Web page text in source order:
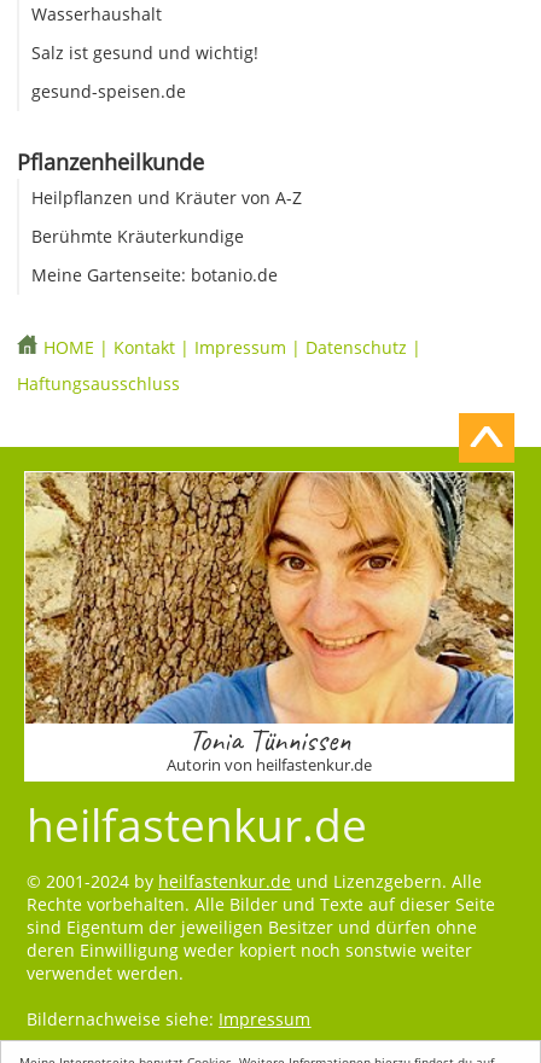
Wasserhaushalt
Salz ist gesund und wichtig!
gesund-speisen.de
Pflanzenheilkunde
Heilpflanzen und Kräuter von A-Z
Berühmte Kräuterkundige
Meine Gartenseite: botanio.de
HOME | Kontakt | Impressum | Datenschutz |
Haftungsausschluss
Tonia Tünnissen
Autorin von heilfastenkur.de
heilfastenkur.de
© 2001-2024 by heilfastenkur.de und Lizenzgebern. Alle
Rechte vorbehalten. Alle Bilder und Texte auf dieser Seite
sind Eigentum der jeweiligen Besitzer und dürfen ohne
deren Einwilligung weder kopiert noch sonstwie weiter
verwendet werden.
Bildernachweise siehe: Impressum